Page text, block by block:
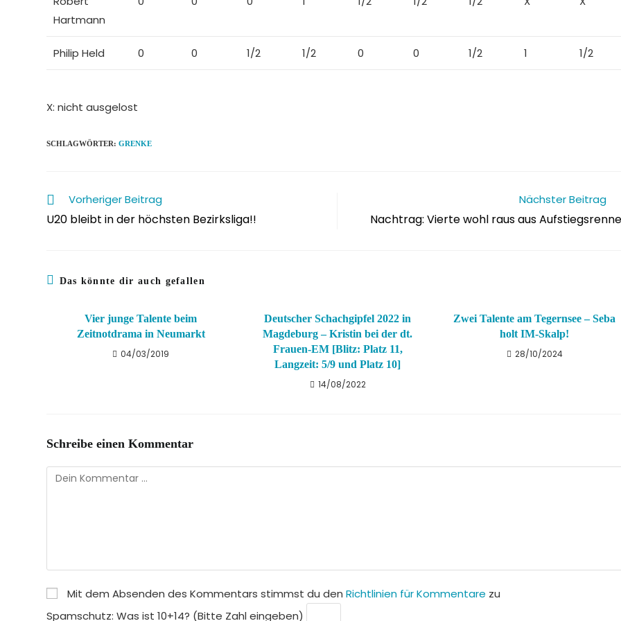
Hartmann
Philip Held 0 0 1/2 1/2 0 0 1/2 1 1/2
X: nicht ausgelost
SCHLAGWÖRTER:GRENKE
Weitere
ansehen
Vorheriger Beitrag
U20 bleibt in der höchsten Bezirksliga!!
Nächster Beitrag
Nachtrag: Vierte wohl raus aus
Das könnte dir auch gefallen
Vier junge Talente beim
Zeitnotdrama in Neumarkt
04/03/2019
Deutscher Schachgipfel 2022 in
Magdeburg – Kristin bei der dt.
Frauen-EM [Blitz: Platz 11,
Langzeit: 5/9 und Platz 10]
14/08/2022
Zwei Talente am Tegernsee – Seba
holt IM-Skalp!
28/10/2024
Schreibe einen Kommentar
Kommentar
Mit dem Absenden des Kommentars stimmst du denRichtlinien für Kommentare zu
Spamschutz: Was ist 10+14? (Bitte Zahl eingeben)